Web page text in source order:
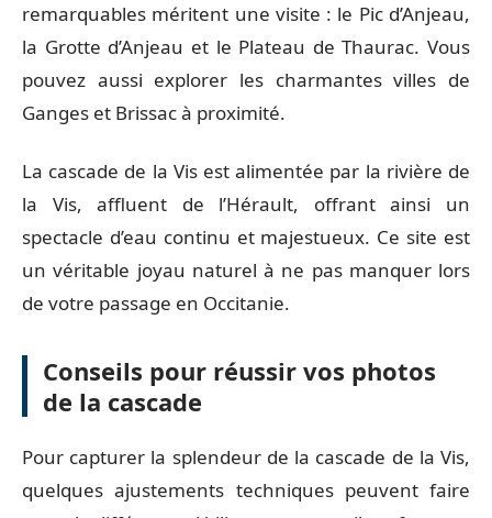
remarquables méritent une visite : le Pic d’Anjeau,
la Grotte d’Anjeau et le Plateau de Thaurac. Vous
pouvez aussi explorer les charmantes villes de
Ganges et Brissac à proximité.
La cascade de la Vis est alimentée par la rivière de
la Vis, affluent de l’Hérault, offrant ainsi un
spectacle d’eau continu et majestueux. Ce site est
un véritable joyau naturel à ne pas manquer lors
de votre passage en Occitanie.
Conseils pour réussir vos photos
de la cascade
Pour capturer la splendeur de la cascade de la Vis,
quelques ajustements techniques peuvent faire